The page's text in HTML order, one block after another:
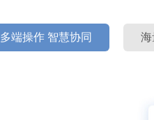
多端操作 智慧协同 海